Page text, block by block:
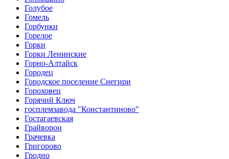
Голубое
Гомель
Горбунки
Горелое
Горки
Горки Ленинские
Горно-Алтайск
Городец
Городское поселение Снегири
Гороховец
Горячий Ключ
госплемзавода "Константиново"
Гостагаевская
Грайворон
Грачевка
Григорово
Гродно